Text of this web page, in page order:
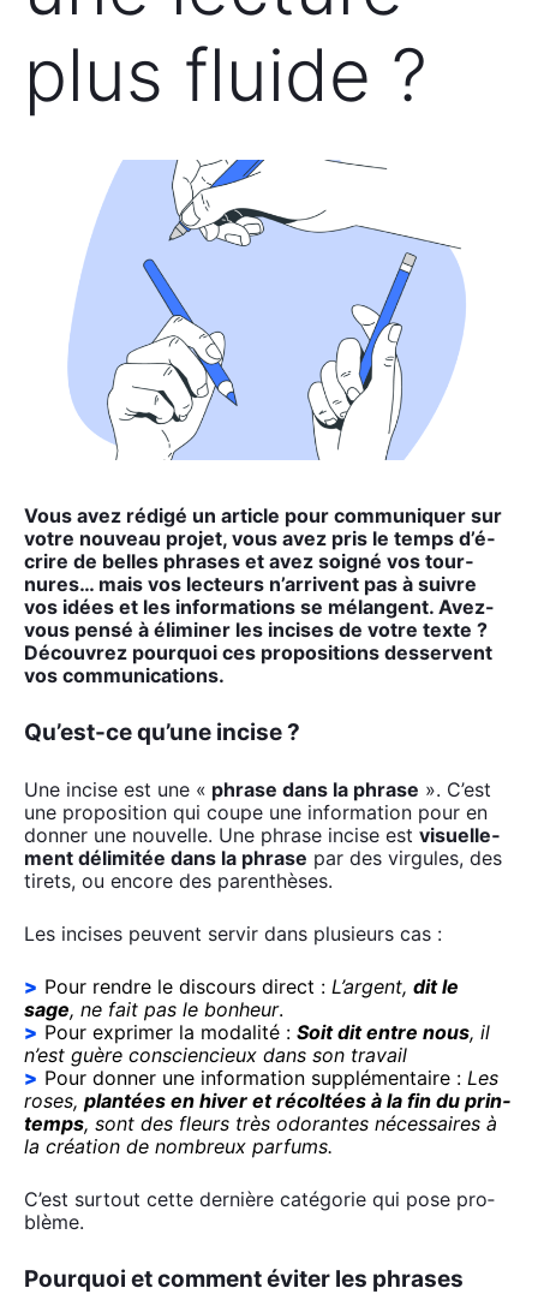
plus fluide ?
Vous avez rédi­gé un article pour com­mu­ni­quer sur
votre nou­veau pro­jet, vous avez pris le temps d’é­
crire de belles phrases et avez soi­gné vos tour­
nures… mais vos lec­teurs n’ar­rivent pas à suivre
vos idées et les infor­ma­tions se mélangent. Avez-
vous pen­sé à éli­mi­ner les incises de votre texte ?
Décou­vrez pour­quoi ces pro­po­si­tions des­servent
vos com­mu­ni­ca­tions.
Qu’est-ce qu’une incise ?
Une incise est une « phrase dans la phrase ». C’est
une pro­po­si­tion qui coupe une infor­ma­tion pour en
don­ner une nou­velle. Une phrase incise est visuel­le­
ment déli­mi­tée dans la phrase par des vir­gules, des
tirets, ou encore des paren­thèses.
Les incises peuvent ser­vir dans plu­sieurs cas :
Pour rendre le dis­cours direct : L’argent,dit le
sage, ne fait pas le bon­heur.
Pour expri­mer la moda­li­té :Soit dit entre nous, il
n’est guère conscien­cieux dans son tra­vail
Pour don­ner une infor­ma­tion sup­plé­men­taire : Les
roses, plan­tées en hiver et récol­tées à la fin du prin­
temps, sont des fleurs très odo­rantes néces­saires à
la créa­tion de nom­breux par­fums.
C’est sur­tout cette der­nière caté­go­rie qui pose pro­
blème.
Pourquoi et comment éviter les phrases